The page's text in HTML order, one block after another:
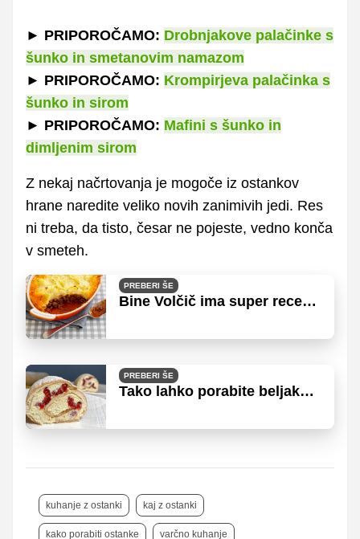
► PRIPOROČAMO: Drobnjakove palačinke s
šunko in smetanovim namazom
► PRIPOROČAMO: Krompirjeva palačinka s
šunko in sirom
► PRIPOROČAMO: Mafini s šunko in
dimljenim sirom
Z nekaj načrtovanja je mogoče iz ostankov
hrane naredite veliko novih zanimivih jedi. Res
ni treba, da tisto, česar ne pojeste, vedno konča
v smeteh.
PREBERI ŠE
Bine Volčič ima super recept,
PREBERI ŠE
Tako lahko porabite beljake,
kuhanje z ostanki kaj z ostanki
kako porabiti ostanke varčno kuhanje